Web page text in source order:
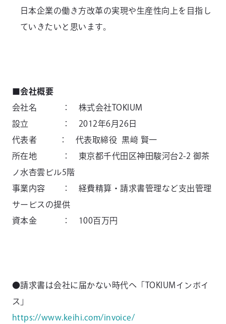
日本企業の働き方改革の実現や生産性向上を目指し
ていきたいと思います。
■会社概要
会社名 ： 株式会社TOKIUM
設立 ： 2012年6月26日
代表者 ： 代表取締役 黒﨑 賢一
所在地 ： 東京都千代田区神田駿河台2-2 御茶
ノ水杏雲ビル5階
事業内容 ： 経費精算・請求書管理など支出管理
サービスの提供
資本金 ： 100百万円
●請求書は会社に届かない時代へ「TOKIUMインボイ
ス」
https://www.keihi.com/invoice/